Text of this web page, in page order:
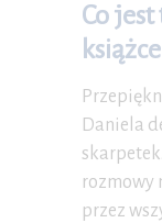
Co
Daniela
rozmowy
przez